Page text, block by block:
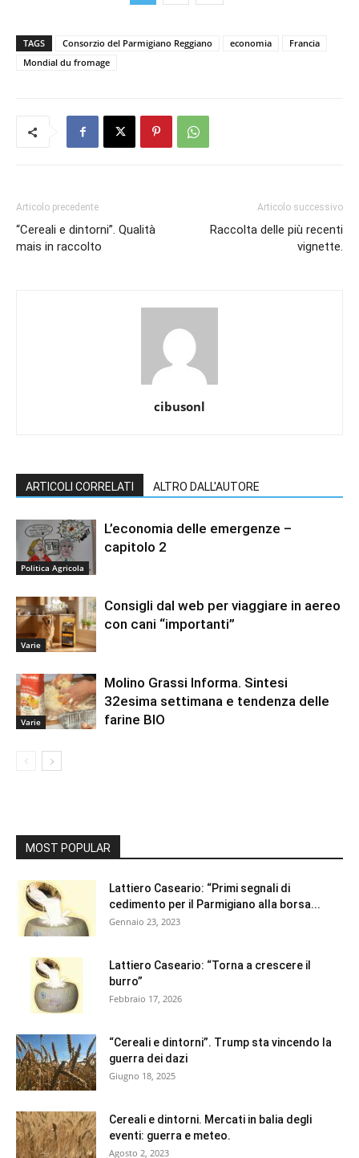
TAGS Consorzio del Parmigiano Reggiano economia
Francia
Mondial du fromage
Articolo precedente
“Cereali e dintorni”. Qualità
mais in raccolto
Articolo successivo
Raccolta delle più recenti
vignette.
cibusonl
ARTICOLI CORRELATI ALTRO DALL'AUTORE
Politica Agricola
L’economia delle emergenze –
capitolo 2
Varie
Consigli dal web per viaggiare in aereo
con cani “importanti”
Varie
Molino Grassi Informa. Sintesi
32esima settimana e tendenza delle
farine BIO
MOST POPULAR
Lattiero Caseario: “Primi segnali di
cedimento per il Parmigiano alla borsa...
Gennaio 23, 2023
Lattiero Caseario: “Torna a crescere il
burro”
Febbraio 17, 2026
“Cereali e dintorni”. Trump sta vincendo la
guerra dei dazi
Giugno 18, 2025
Cereali e dintorni. Mercati in balia degli
eventi: guerra e meteo.
Agosto 2, 2023